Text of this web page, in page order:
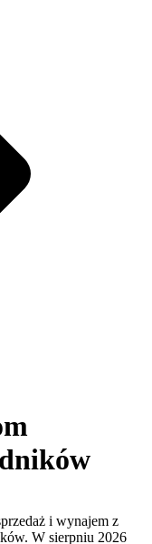
i wynajem z
W sierpniu 2026